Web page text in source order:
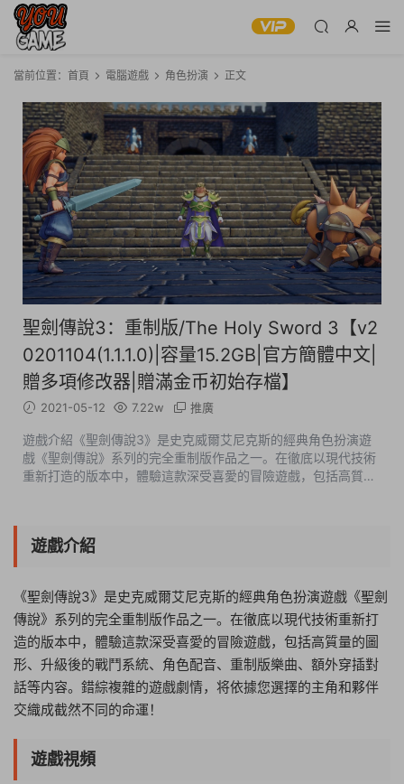
當前位置： 首頁 電腦遊戲 角色扮演 正文
聖劍傳說3：重制版/The Holy Sword 3【v2
0201104(1.1.1.0)|容量15.2GB|官方簡體中文|
贈多項修改器|贈滿金币初始存檔】
2021-05-12 7.22w 推廣
遊戲介紹《聖劍傳說3》是史克威爾艾尼克斯的經典角色扮演遊
戲《聖劍傳說》系列的完全重制版作品之一。在徹底以現代技術
重新打造的版本中，體驗這款深受喜愛的冒險遊戲，包括高質量
遊戲介紹
《聖劍傳說3》是史克威爾艾尼克斯的經典角色扮演遊戲《聖劍
傳說》系列的完全重制版作品之一。在徹底以現代技術重新打
造的版本中，體驗這款深受喜愛的冒險遊戲，包括高質量的圖
形、升級後的戰鬥系統、角色配音、重制版樂曲、額外穿插對
話等内容。錯綜複雜的遊戲劇情，将依據您選擇的主角和夥伴
交織成截然不同的命運！
遊戲視頻